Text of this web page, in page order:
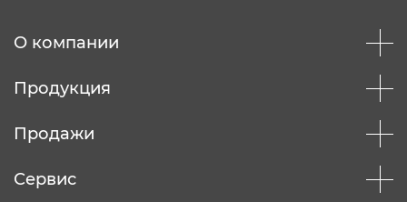
О компании
Продукция
Продажи
Сервис